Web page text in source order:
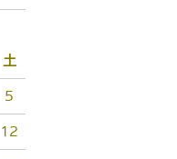
土
5
12